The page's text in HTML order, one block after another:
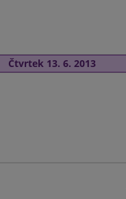
Čtvrtek 13. 6. 2013